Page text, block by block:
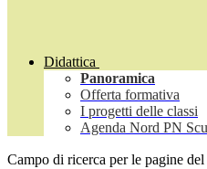
Didattica
Panoramica
Offerta formativa
I progetti delle classi
Agenda Nord PN
Campo di ricerca per le pagine